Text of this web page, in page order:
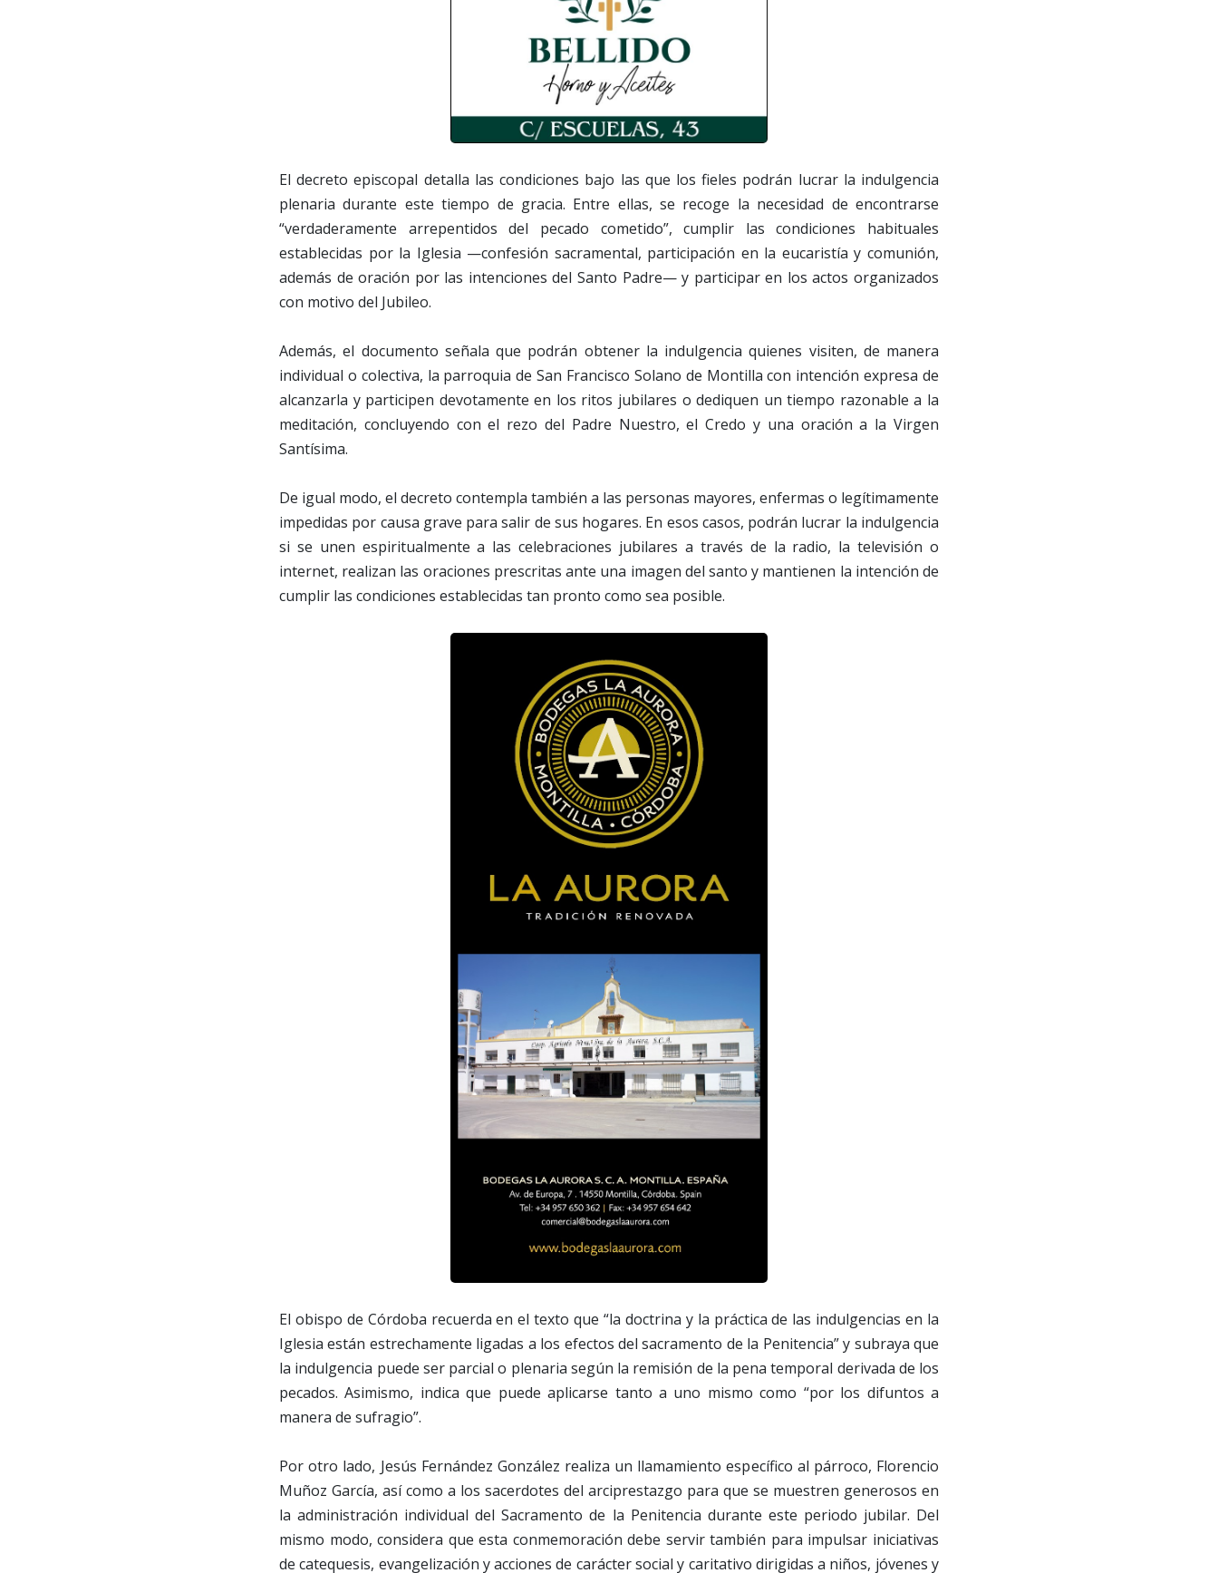
El decreto episcopal detalla las condiciones bajo las que los fieles podrán lucrar la indulgencia
plenaria durante este tiempo de gracia. Entre ellas, se recoge la necesidad de encontrarse
“verdaderamente arrepentidos del pecado cometido”, cumplir las condiciones habituales
establecidas por la Iglesia —confesión sacramental, participación en la eucaristía y comunión,
además de oración por las intenciones del Santo Padre— y participar en los actos organizados
con motivo del Jubileo.
Además, el documento señala que podrán obtener la indulgencia quienes visiten, de manera
individual o colectiva, la parroquia de San Francisco Solano de Montilla con intención expresa de
alcanzarla y participen devotamente en los ritos jubilares o dediquen un tiempo razonable a la
meditación, concluyendo con el rezo del Padre Nuestro, el Credo y una oración a la Virgen
Santísima.
De igual modo, el decreto contempla también a las personas mayores, enfermas o legítimamente
impedidas por causa grave para salir de sus hogares. En esos casos, podrán lucrar la indulgencia
si se unen espiritualmente a las celebraciones jubilares a través de la radio, la televisión o
internet, realizan las oraciones prescritas ante una imagen del santo y mantienen la intención de
cumplir las condiciones establecidas tan pronto como sea posible.
El obispo de Córdoba recuerda en el texto que “la doctrina y la práctica de las indulgencias en la
Iglesia están estrechamente ligadas a los efectos del sacramento de la Penitencia” y subraya que
la indulgencia puede ser parcial o plenaria según la remisión de la pena temporal derivada de los
pecados. Asimismo, indica que puede aplicarse tanto a uno mismo como “por los difuntos a
manera de sufragio”.
Por otro lado, Jesús Fernández González realiza un llamamiento específico al párroco, Florencio
Muñoz García, así como a los sacerdotes del arciprestazgo para que se muestren generosos en
la administración individual del Sacramento de la Penitencia durante este periodo jubilar. Del
mismo modo, considera que esta conmemoración debe servir también para impulsar iniciativas
de catequesis, evangelización y acciones de carácter social y caritativo dirigidas a niños, jóvenes y